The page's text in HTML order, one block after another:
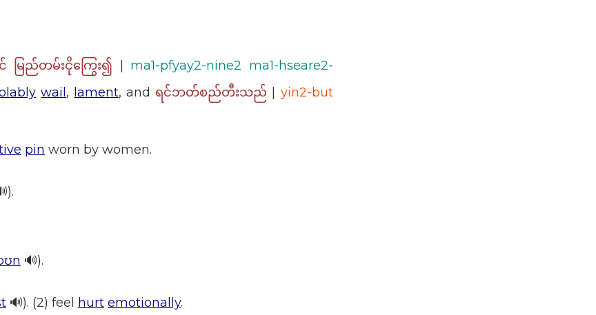
မြည်တမ်းငိုကြွေး၍ | ma1-pfyay2-nine2 ma1-hseare2-
wail, lament, and ရင်ဘတ်စည်တီးသည် | yin2-but
pin worn by women.
🔊).
🔊). (2) feel hurt emotionally.